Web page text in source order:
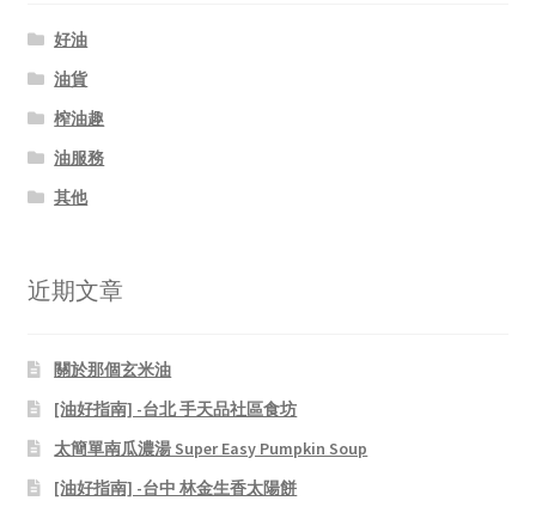
好油
油貨
榨油趣
油服務
其他
近期文章
關於那個玄米油
[油好指南] -台北 手天品社區食坊
太簡單南瓜濃湯 Super Easy Pumpkin Soup
[油好指南] -台中 林金生香太陽餅